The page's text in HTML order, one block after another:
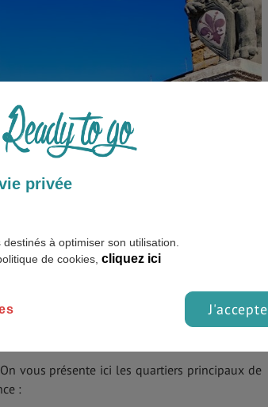
vous présente ici les quartiers principaux de
:
privée
à optimiser son utilisation.
de cookies, cliquez ici
J'accepte